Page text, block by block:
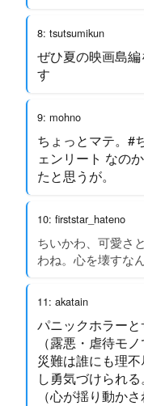
8: tsutsumikun
ぜひ夏の映画島
す
9: mohno
ちょっとマテ。#
ェンリート なの
たと思うが。
10: firststar_hateno
ちいかわ、可愛さ
わね。心を壊すな
11: akatain
パニックホラーと
（露悪・虐待モ
災難は誰にも理
し勇気づけられ
（心が揺り動か